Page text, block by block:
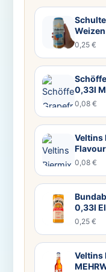
0,25 €
0,33l
0,08 €
Veltins
0,08 €
0,33l
0,25 €
Veltins